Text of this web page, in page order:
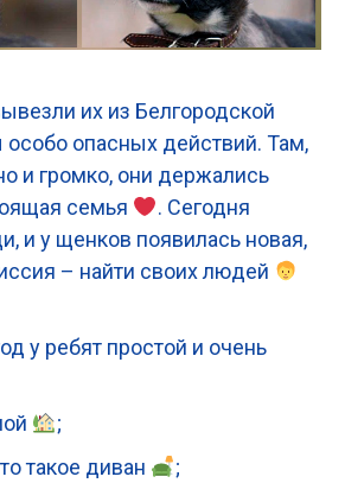
их из Белгородской
особо опасных действий. Там,
и громко, они держались
семья
. Сегодня
и у щенков появилась новая,
– найти своих людей
у ребят простой и очень
;
такое диван
;